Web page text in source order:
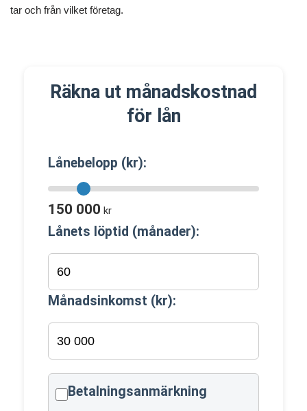
tar och från vilket företag.
Räkna ut månadskostnad
för lån
Lånebelopp (kr):
150 000 kr
Lånets löptid (månader):
Månadsinkomst (kr):
Betalningsanmärkning